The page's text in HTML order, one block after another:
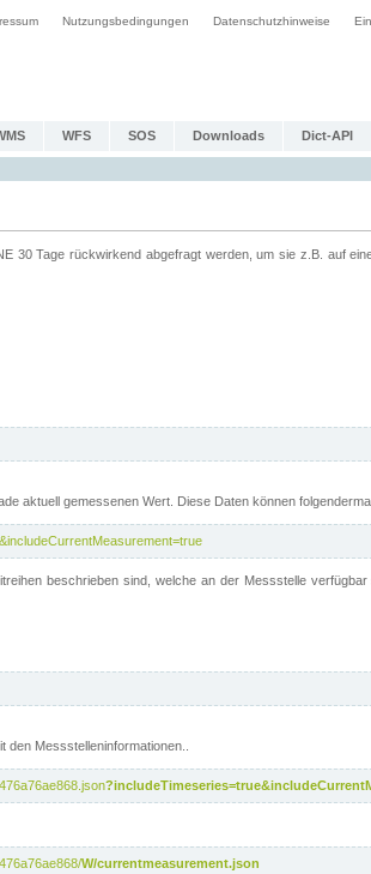
Nutzungsbedingungen Datenschutzhinweise
WFS SOS Downloads Dict-API
30 Tage rückwirkend abgefragt werden, um sie z.B. auf
aktuell gemessenen Wert. Diese Daten können
beschrieben sind, welche an der Messstelle
Messstelleninformationen..
W/currentmeasurement.json